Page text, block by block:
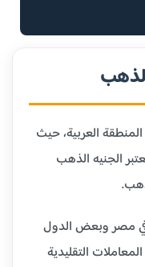
العربية، حيث
عيار 21 قيراط. يعتبر الجنيه الذهب
مصر وبعض الدول
التقليدية